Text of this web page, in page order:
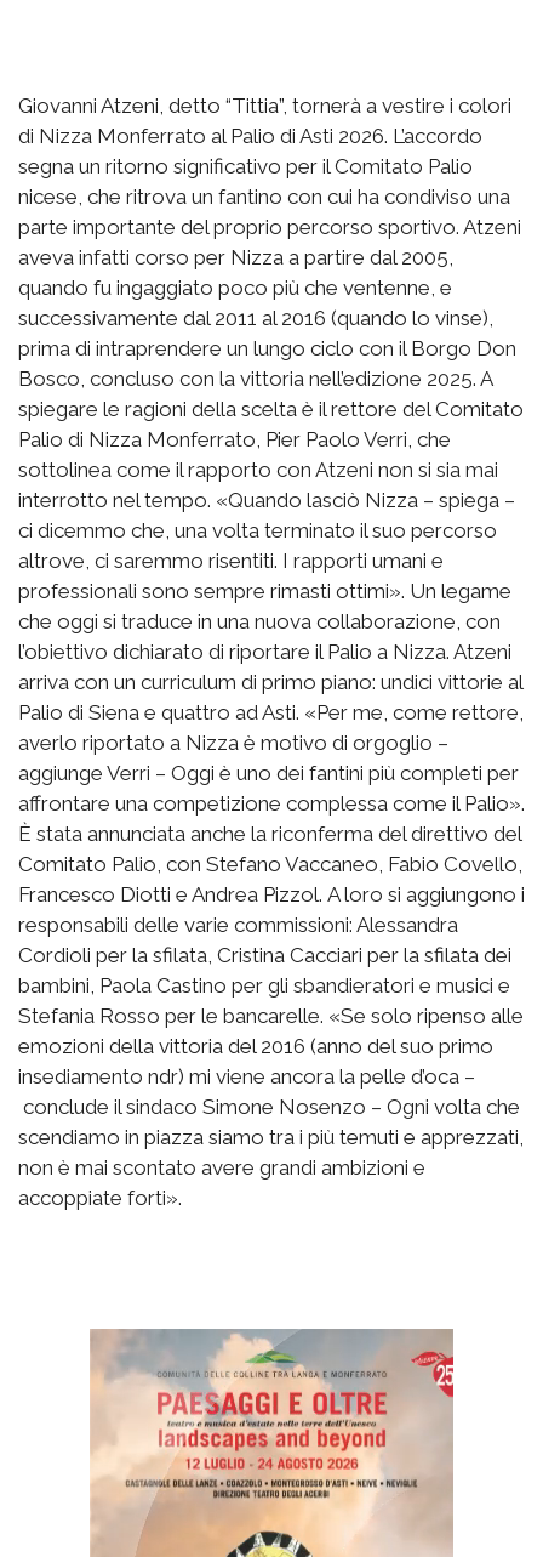
Giovanni Atzeni, detto “Tittia”, tornerà a vestire i colori
di Nizza Monferrato al Palio di Asti 2026. L’accordo
segna un ritorno significativo per il Comitato Palio
nicese, che ritrova un fantino con cui ha condiviso una
parte importante del proprio percorso sportivo. Atzeni
aveva infatti corso per Nizza a partire dal 2005,
quando fu ingaggiato poco più che ventenne, e
successivamente dal 2011 al 2016 (quando lo vinse),
prima di intraprendere un lungo ciclo con il Borgo Don
Bosco, concluso con la vittoria nell’edizione 2025. A
spiegare le ragioni della scelta è il rettore del Comitato
Palio di Nizza Monferrato, Pier Paolo Verri, che
sottolinea come il rapporto con Atzeni non si sia mai
interrotto nel tempo. «Quando lasciò Nizza – spiega –
ci dicemmo che, una volta terminato il suo percorso
altrove, ci saremmo risentiti. I rapporti umani e
professionali sono sempre rimasti ottimi». Un legame
che oggi si traduce in una nuova collaborazione, con
l’obiettivo dichiarato di riportare il Palio a Nizza. Atzeni
arriva con un curriculum di primo piano: undici vittorie al
Palio di Siena e quattro ad Asti. «Per me, come rettore,
averlo riportato a Nizza è motivo di orgoglio –
aggiunge Verri – Oggi è uno dei fantini più completi per
affrontare una competizione complessa come il Palio».
È stata annunciata anche la riconferma del direttivo del
Comitato Palio, con Stefano Vaccaneo, Fabio Covello,
Francesco Diotti e Andrea Pizzol. A loro si aggiungono i
responsabili delle varie commissioni: Alessandra
Cordioli per la sfilata, Cristina Cacciari per la sfilata dei
bambini, Paola Castino per gli sbandieratori e musici e
Stefania Rosso per le bancarelle. «Se solo ripenso alle
emozioni della vittoria del 2016 (anno del suo primo
insediamento ndr) mi viene ancora la pelle d’oca –
conclude il sindaco Simone Nosenzo – Ogni volta che
scendiamo in piazza siamo tra i più temuti e apprezzati,
non è mai scontato avere grandi ambizioni e
accoppiate forti».